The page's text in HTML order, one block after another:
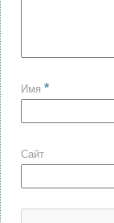
Имя *
Сайт